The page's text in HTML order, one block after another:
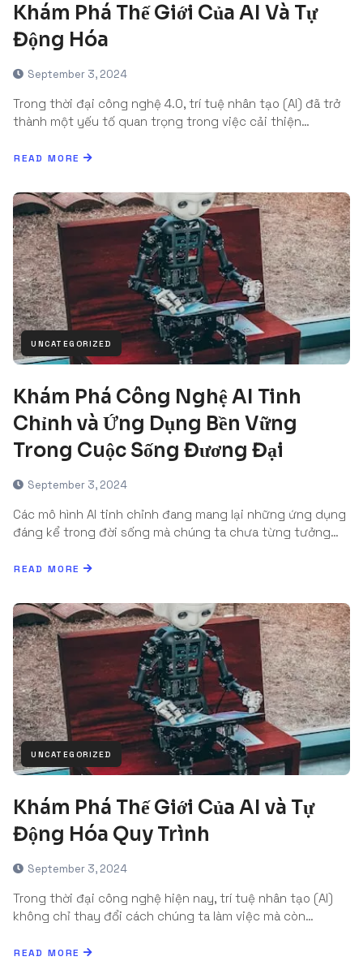
Khám Phá Thế Giới Của AI Và Tự
Động Hóa
September 3, 2024
Trong thời đại công nghệ 4.0, trí tuệ nhân tạo (AI) đã trở
thành một yếu tố quan trọng trong việc cải thiện…
READ MORE
UNCATEGORIZED
Khám Phá Công Nghệ AI Tinh
Chỉnh và Ứng Dụng Bền Vững
Trong Cuộc Sống Đương Đại
September 3, 2024
Các mô hình AI tinh chỉnh đang mang lại những ứng dụng
đáng kể trong đời sống mà chúng ta chưa từng tưởng…
READ MORE
UNCATEGORIZED
Khám Phá Thế Giới Của AI và Tự
Động Hóa Quy Trình
September 3, 2024
Trong thời đại công nghệ hiện nay, trí tuệ nhân tạo (AI)
không chỉ thay đổi cách chúng ta làm việc mà còn…
READ MORE